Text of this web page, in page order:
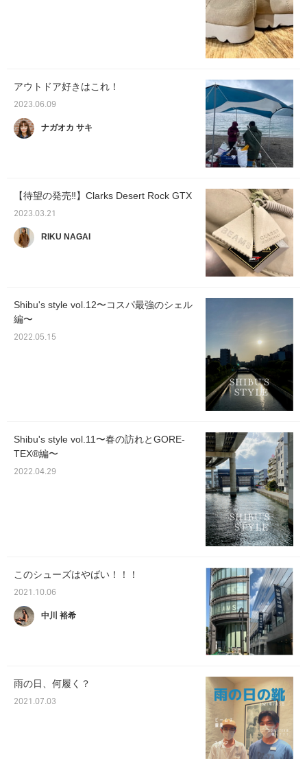
アウトドア好きはこれ！
2023.06.09
ナガオカ サキ
【待望の発売‼︎】Clarks Desert Rock GTX
2023.03.21
RIKU NAGAI
Shibu's style vol.12〜コスパ最強のシェル
編〜
2022.05.15
Shibu's style vol.11〜春の訪れとGORE-
TEX®︎編〜
2022.04.29
このシューズはやばい！！！
2021.10.06
中川 裕希
雨の日、何履く？
2021.07.03